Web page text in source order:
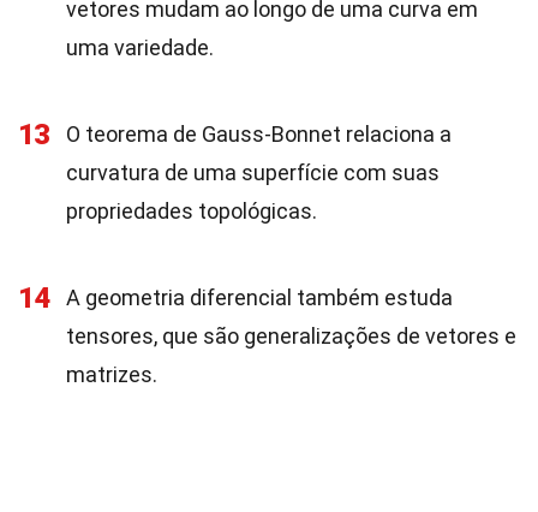
vetores mudam ao longo de uma curva em
uma variedade.
13
O teorema de Gauss-Bonnet relaciona a
curvatura de uma superfície com suas
propriedades topológicas.
14
A geometria diferencial também estuda
tensores, que são generalizações de vetores e
matrizes.